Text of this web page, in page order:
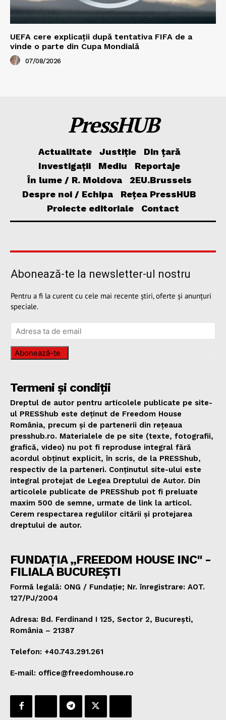
UEFA cere explicații după tentativa FIFA de a
vinde o parte din Cupa Mondială
07/08/2026
PressHUB
Actualitate Justiție
Din țară
Investigații
Mediu
Reportaje
În lume / R. Moldova
2EU.Brussels
Despre noi / Echipa
Rețea PressHUB
Proiecte editoriale
Contact
Abonează-te la newsletter-ul nostru
Pentru a fi la curent cu cele mai recente știri, oferte și anunțuri
speciale.
Abonează-te
Termeni și condiții
Dreptul de autor pentru articolele publicate pe site-
ul PRESShub este deținut de Freedom House
România, precum și de partenerii din rețeaua
presshub.ro. Materialele de pe site (texte, fotografii,
grafică, video) nu pot fi reproduse integral fără
acordul obținut explicit, în scris, de la PRESShub,
respectiv de la parteneri. Conținutul site-ului este
integral protejat de Legea Dreptului de Autor. Din
articolele publicate de PRESShub pot fi preluate
maxim 500 de semne, urmate de link la articol.
Cerem respectarea regulilor citării și protejarea
dreptului de autor.
FUNDAȚIA „FREEDOM HOUSE INC" -
FILIALA BUCUREȘTI
Formă legală: ONG / Fundație; Nr. înregistrare: AOT.
127/PJ/2004
Adresa: Bd. Ferdinand I 125, Sector 2, București,
România – 21387
Telefon: +40.743.291.261
E-mail: office@freedomhouse.ro